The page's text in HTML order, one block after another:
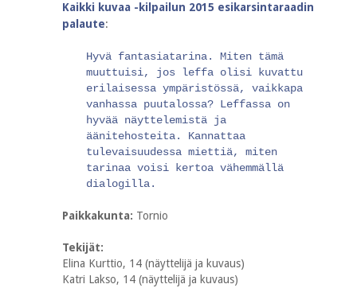
Kaikki kuvaa -kilpailun 2015 esikarsintaraadin
palaute:
Hyvä fantasiatarina. Miten tämä
muuttuisi, jos leffa olisi kuvattu
erilaisessa ympäristössä, vaikkapa
vanhassa puutalossa? Leffassa on
hyvää näyttelemistä ja
äänitehosteita. Kannattaa
tulevaisuudessa miettiä, miten
tarinaa voisi kertoa vähemmällä
dialogilla.
Paikkakunta: Tornio
Tekijät:
Elina Kurttio, 14 (näyttelijä ja kuvaus)
Katri Lakso, 14 (näyttelijä ja kuvaus)